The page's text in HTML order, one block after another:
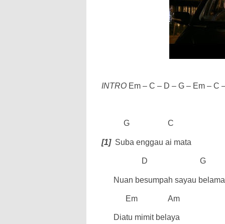
INTRO Em – C – D – G – Em – C
G C
[1] Suba enggau ai mata
D G
Nuan besumpah sayau belama
Em Am
Diatu mimit belaya